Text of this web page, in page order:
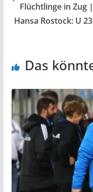
Flüchtlinge in Zug
Hansa Rostock: U
Das